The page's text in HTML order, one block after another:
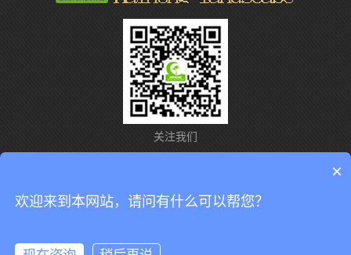
关注我们
×
欢迎来到本网站，请问有什么可以帮您？